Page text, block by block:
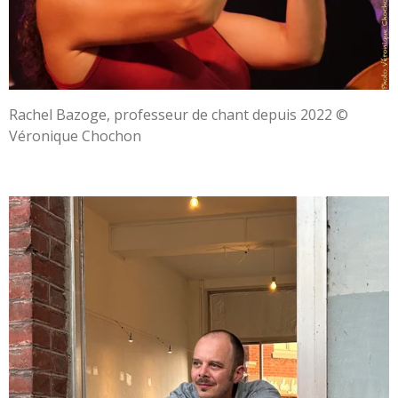
Rachel Bazoge, professeur de chant depuis 2022 ©
Véronique Chochon